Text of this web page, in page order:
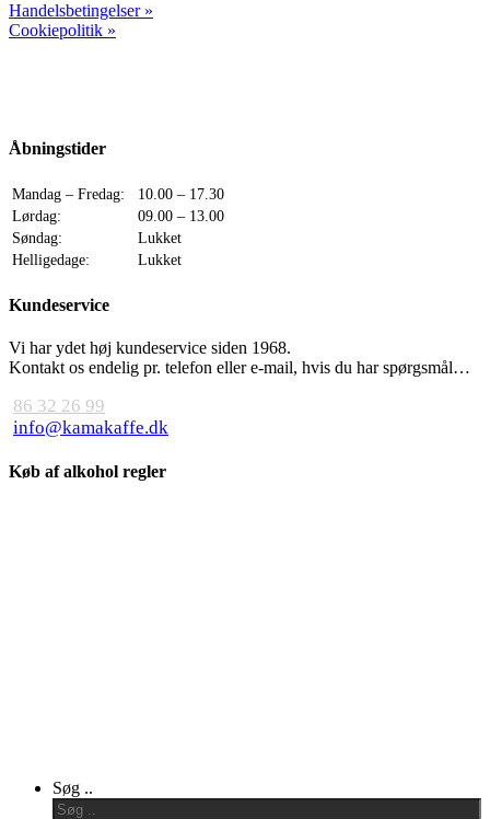
Handelsbetingelser »
Cookiepolitik »
Åbningstider
Mandag – Fredag:
10.00 – 17.30
Lørdag:
09.00 – 13.00
Søndag:
Lukket
Helligedage:
Lukket
Kundeservice
Vi har ydet høj kundeservice siden 1968.
Kontakt os endelig pr. telefon eller e-mail, hvis du har spørgsmål…
86 32 26 99
info@kamakaffe.dk
Køb af alkohol regler
Menu
Søg ..